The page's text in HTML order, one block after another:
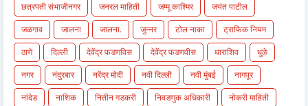
छत्रपती संभाजीनगर
जनरल माहिती जम्मू काश्मिर
जयंत पाटील
जळगाव
जालना जालना. जुन्नर टोल नाका
ट्राफिक नियम
ठाणे
दिल्ली देवेंद्र फडणविस देवेंद्र फडणवीस धाराशिव
धुळे
नगर
नंदुरबार नरेंद्र मोदी नवी दिल्ली नवी मुंबई
नागपूर
नांदेड
नाशिक नितीन गडकरी निवडणुक अधिकारी नोकरी माहिती